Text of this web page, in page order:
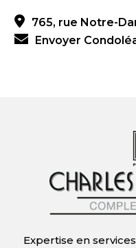
765, rue Notre-
Envoyer
Expertise en